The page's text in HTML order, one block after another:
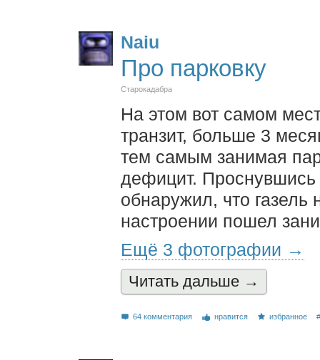
Naiu
Про парковку
Старокадабра
На этом вот самом
транзит, больше 3
тем самым занимая
дефицит. Проснувшись
обнаружил, что
настроении пошел
Ещё 3 фотографии →
Читать дальшe →
64 комментария нравится избранное